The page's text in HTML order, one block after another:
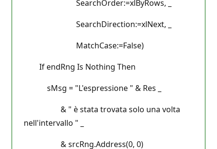
SearchOrder:=xlByRows, _
SearchDirection:=xlNext, _
MatchCase:=False)
If endRng Is Nothing Then
sMsg = "L'espressione " & Res _
& " è stata trovata solo una volta
nell'intervallo " _
& srcRng.Address(0, 0)